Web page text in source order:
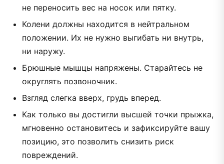
не переносить вес на носок или пятку.
Колени должны находится в нейтральном
положении. Их не нужно выгибать ни внутрь,
ни наружу.
Брюшные мышцы напряжены. Старайтесь не
округлять позвоночник.
Взгляд слегка вверх, грудь вперед.
Как только вы достигли высшей точки прыжка,
мгновенно остановитесь и зафиксируйте вашу
позицию, это позволить снизить риск
повреждений.